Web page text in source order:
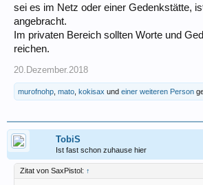
sei es im Netz oder einer Gedenkstätte,
angebracht.
Im privaten Bereich sollten Worte und
reichen.
20.Dezember.2018
murofnohp mato kokisax und einer weiteren Person
TobiS
Ist fast schon zuhause hier
Zitat von SaxPistol: ↑